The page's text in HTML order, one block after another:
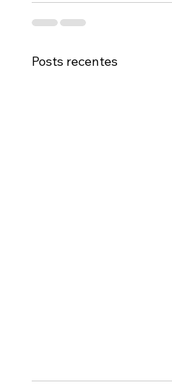
Posts recentes